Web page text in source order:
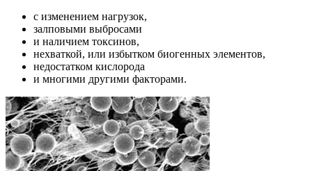
с изменением нагрузок,
залповыми выбросами
и наличием токсинов,
нехваткой, или избытком биогенных элементов,
недостатком кислорода
и многими другими факторами.